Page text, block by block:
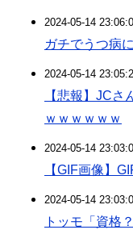
2024-05-14
ガチでうつ病
2024-05-14
【悲報】JCさ
ｗｗｗｗｗｗ
2024-05-14
【GIF画像】
2024-05-14
トッモ「資格